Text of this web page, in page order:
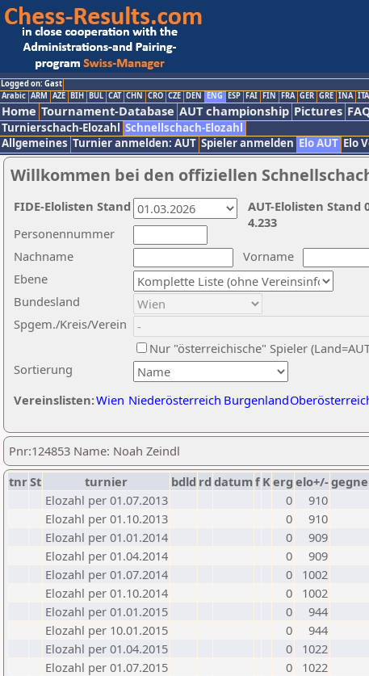
Logged on: Gast
Arabic ARM AZE BIH BUL CAT CHN CRO CZE DEN ENG ESP FAI FIN FRA GER GRE INA ITA
Home Tournament-Database AUT championship Pictures
Turnierschach-Elozahl Schnellschach-Elozahl
Allgemeines Turnier anmelden: AUT Spieler anmelden Elo AUT Elo
Willkommen bei den offiziellen
Nachname
Vorname
Ebene
Sortierung
Personennummer
Bundesland
Spgem./Kreis/Verein
Nur "österreichische" Spieler
Vereinslisten:Wien Niederösterreich Burgenland
AUT-Elolisten Stand
4.233
FIDE-Elolisten Stand
Pnr:124853 Name: Noah Zeindl
tnrSt turnier bdld rd datumf Kerg elo+/-
Elozahl per 01.07.2013
0
910
Elozahl per 01.10.2013
0
910
Elozahl per 01.01.2014
0
909
Elozahl per 01.04.2014
0
909
Elozahl per 01.07.2014
0
1002
Elozahl per 01.10.2014
0
1002
Elozahl per 01.01.2015
0
944
Elozahl per 10.01.2015
0
944
Elozahl per 01.04.2015
0
1022
Elozahl per 01.07.2015
0
1022